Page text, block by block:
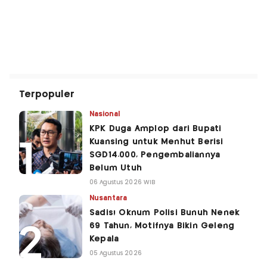
Terpopuler
Nasional
KPK Duga Amplop dari Bupati
Kuansing untuk Menhut Berisi
SGD14.000, Pengembaliannya
Belum Utuh
06 Agustus 2026 WIB
Nusantara
Sadis! Oknum Polisi Bunuh Nenek
69 Tahun, Motifnya Bikin Geleng
Kepala
05 Agustus 2026